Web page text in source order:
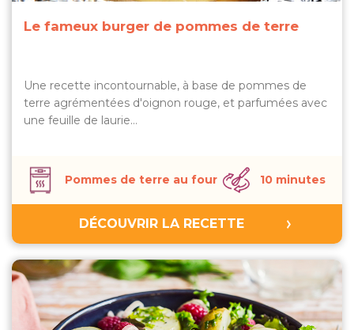
Le fameux burger de pommes de terre
Une recette incontournable, à base de pommes de
terre agrémentées d'oignon rouge, et parfumées avec
une feuille de laurie…
Pommes de terre au four 10 minutes
DÉCOUVRIR LA RECETTE